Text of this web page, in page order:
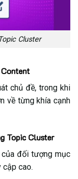
Cluster
chủ đề, trong khi
về từng khía cạnh
Topic Cluster
của đối tượng mục
cao.